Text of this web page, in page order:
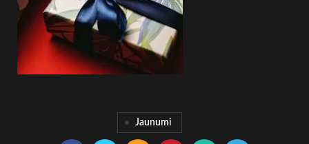
Jaunumi